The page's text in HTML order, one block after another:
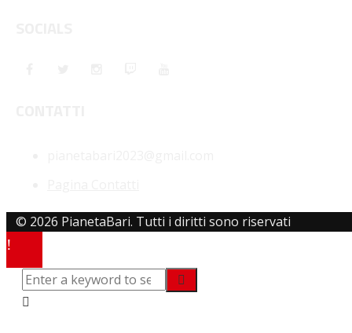
© 2026 PianetaBari. Tutti i diritti sono riservati